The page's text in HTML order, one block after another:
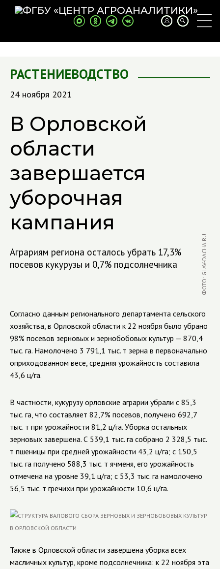
РАСТЕНИЕВОДСТВО
24 ноября 2021
В Орловской
области
завершается
уборочная
кампания
Аграриям региона осталось убрать 17,3%
посевов кукурузы и 0,7% подсолнечника
ФОТО: GLAV-DACHA.RU
Согласно данным регионального департамента сельского
хозяйства, в Орловской области к 22 ноября было убрано
98% посевов зерновых и зернобобовых культур — 870,4
тыс. га. Намолочено 3 791,1 тыс. т зерна в первоначально
оприходованном весе, средняя урожайность составила
43,6 ц/га.
В частности, кукурузу орловские аграрии убрали с 85,3
тыс. га, что составляет 82,7% посевов, получено 692,7
тыс. т при урожайности 81,2 ц/га. Уборка остальных
зерновых завершена. С 539,1 тыс. га собрано 2 328,5 тыс.
т пшеницы при средней урожайности 43,2 ц/га; с 150,5
тыс. га получено 588,3 тыс. т ячменя, его урожайность
отмечена на уровне 39,1 ц/га; с 53,3 тыс. га намолочено
56,5 тыс. т гречихи при урожайности 10,6 ц/га.
Также в Орловской области завершена уборка всех
масличных культур, кроме подсолнечника: к 22 ноября эта